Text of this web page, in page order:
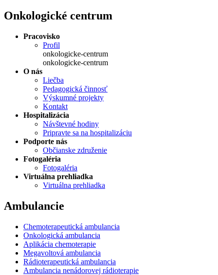
Onkologické centrum
Pracovisko
Profil
onkologicke-centrum
onkologicke-centrum
O nás
Liečba
Pedagogická činnosť
Výskumné projekty
Kontakt
Hospitalizácia
Návštevné hodiny
Pripravte sa na hospitalizáciu
Podporte nás
Občianske združenie
Fotogaléria
Fotogaléria
Virtuálna prehliadka
Virtuálna prehliadka
Ambulancie
Chemoterapeutická ambulancia
Onkologická ambulancia
Aplikácia chemoterapie
Megavoltová ambulancia
Rádioterapeutická ambulancia
Ambulancia nenádorovej rádioterapie